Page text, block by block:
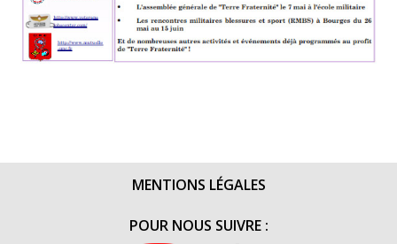
MENTIONS LÉGALES
POUR NOUS SUIVRE :